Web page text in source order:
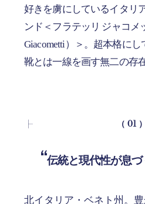
好きを虜にしているイタリ
ンド＜フラテッリ ジャコメ
Giacometti）＞。超本格に
靴とは一線を画す無二の存
（ 01 ）
伝統と現代性が息
北イタリア・ベネト州。豊